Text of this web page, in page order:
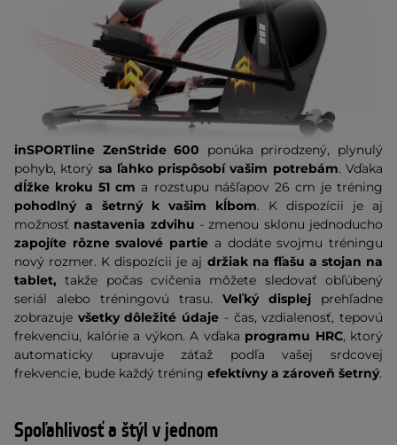
inSPORTline ZenStride 600 ponúka prirodzený, plynulý
pohyb, ktorý sa ľahko prispôsobí vašim potrebám. Vďaka
dĺžke kroku 51 cm a rozstupu nášľapov 26 cm je tréning
pohodlný a šetrný k vašim kĺbom. K dispozícii je aj
možnosť nastavenia zdvihu - zmenou sklonu jednoducho
zapojíte rôzne svalové partie a dodáte svojmu tréningu
nový rozmer. K dispozícii je aj držiak na fľašu a stojan na
tablet, takže počas cvičenia môžete sledovať obľúbený
seriál alebo tréningovú trasu. Veľký displej prehľadne
zobrazuje všetky dôležité údaje - čas, vzdialenosť, tepovú
frekvenciu, kalórie a výkon. A vďaka programu HRC, ktorý
automaticky upravuje záťaž podľa vašej srdcovej
frekvencie, bude každý tréning efektívny a zároveň šetrný.
Spoľahlivosť a štýl v jednom